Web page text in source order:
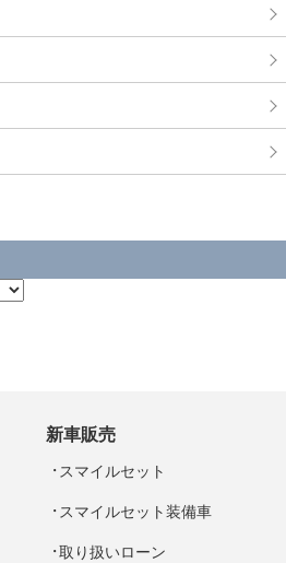
新車販売
スマイルセット
スマイルセット装備車
取り扱いローン